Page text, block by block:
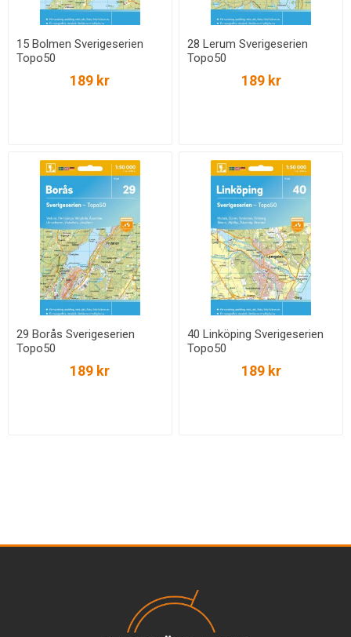
15 Bolmen Sverigeserien
Topo50
189 kr
28 Lerum Sverigeserien
Topo50
189 kr
29 Borås Sverigeserien
Topo50
189 kr
40 Linköping Sverigeserien
Topo50
189 kr